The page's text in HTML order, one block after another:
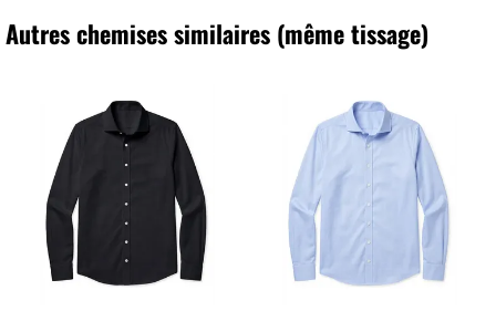
Autres chemises similaires (même tissage)